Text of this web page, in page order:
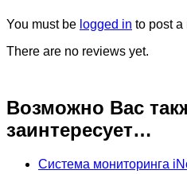
You must be logged in to post a
There are no reviews yet.
Возможно Вас
заинтересует…
Система мониторинга